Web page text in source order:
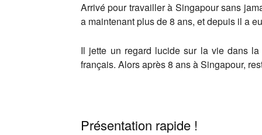
Arrivé pour travailler à Singapour sans
a maintenant plus de 8 ans, et depuis il a
Il jette un regard lucide sur la vie dans
français. Alors après 8 ans à Singapour,
Présentation rapide !